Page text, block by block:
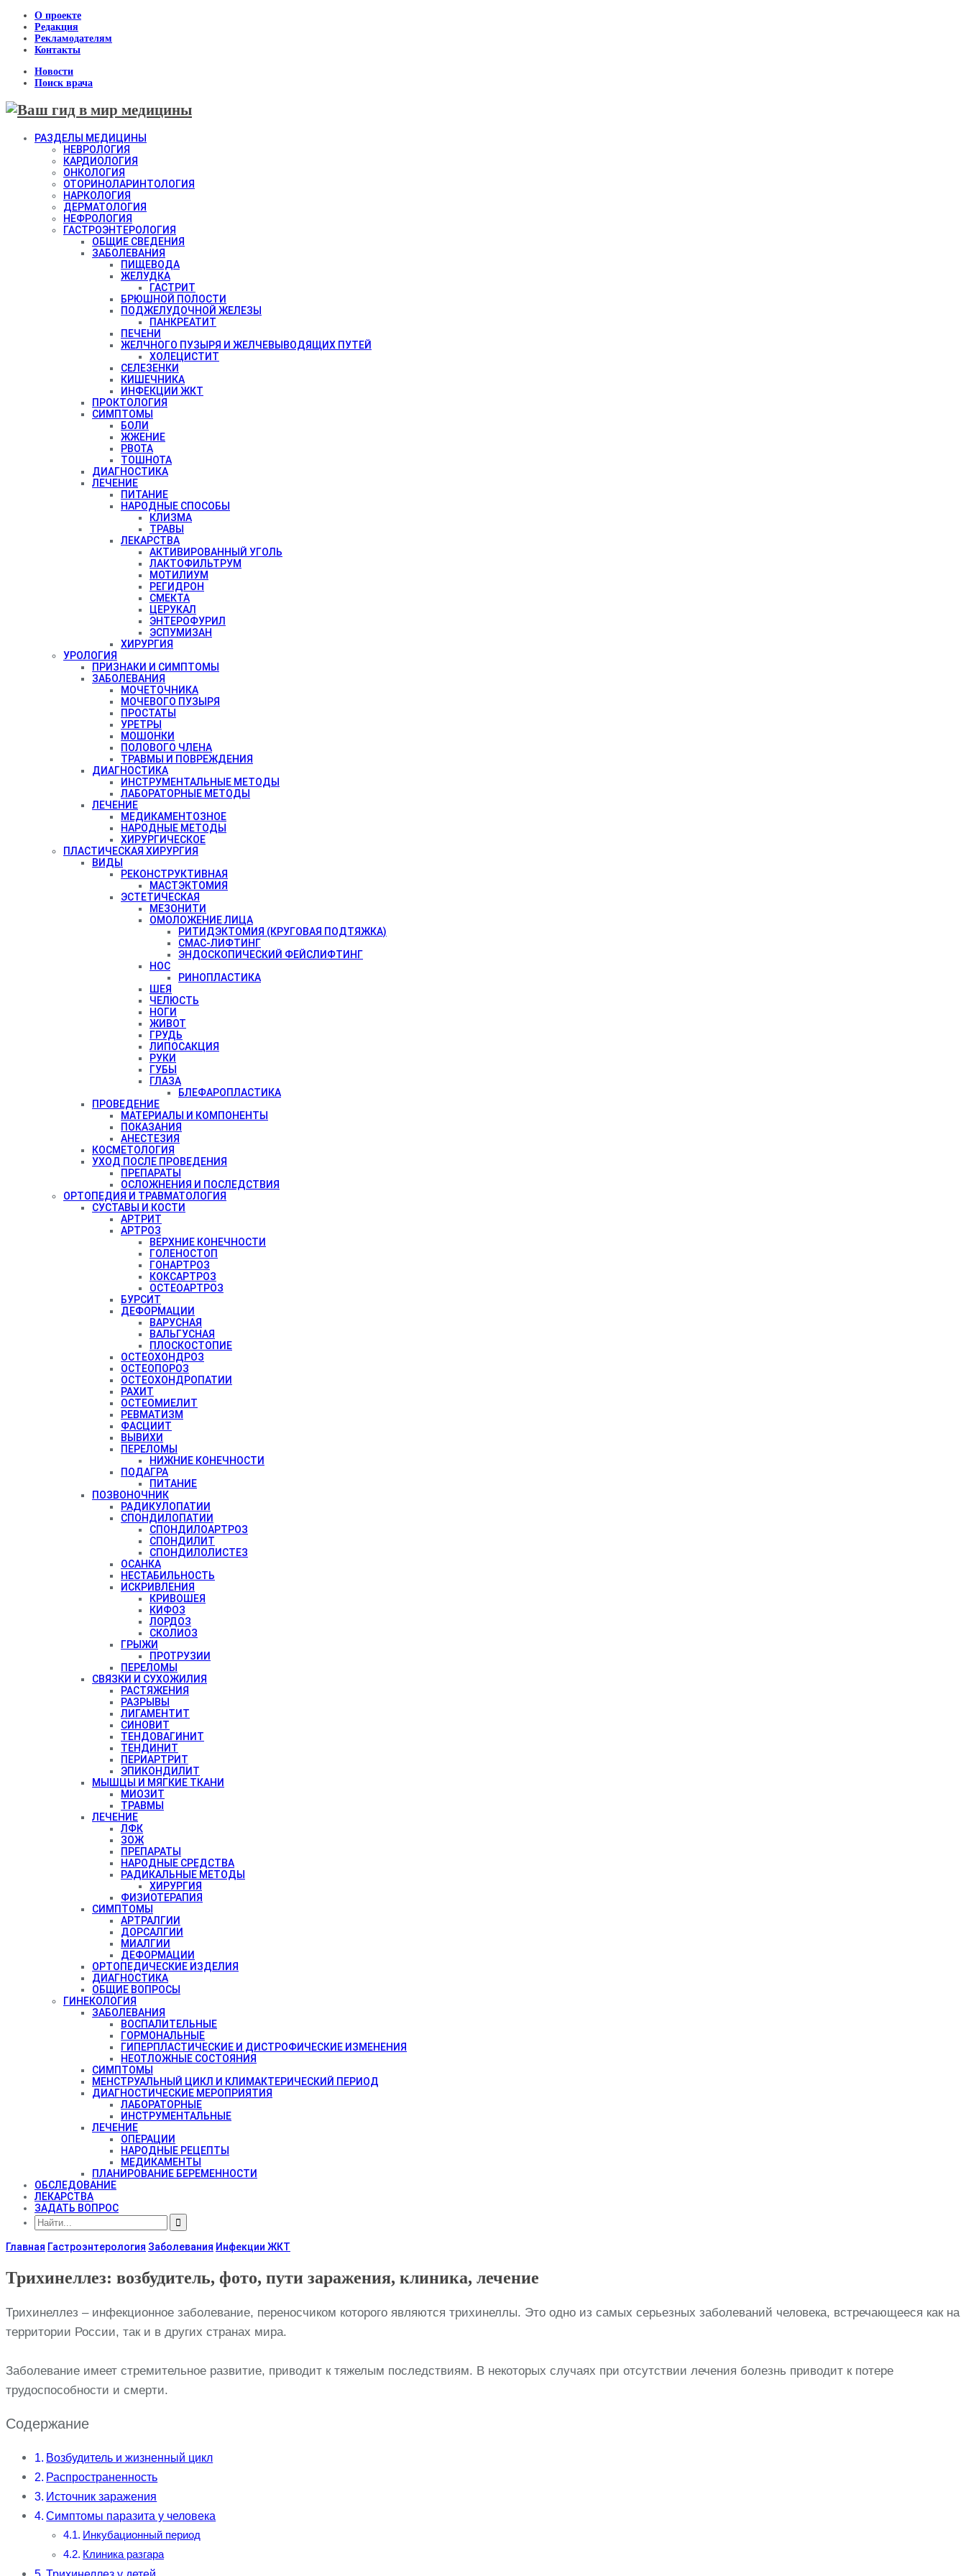
О проекте
Редакция
Рекламодателям
Контакты
Новости
Поиск врача
РАЗДЕЛЫ МЕДИЦИНЫ
НЕВРОЛОГИЯ
КАРДИОЛОГИЯ
ОНКОЛОГИЯ
ОТОРИНОЛАРИНТОЛОГИЯ
НАРКОЛОГИЯ
ДЕРМАТОЛОГИЯ
НЕФРОЛОГИЯ
ГАСТРОЭНТЕРОЛОГИЯ
ОБЩИЕ СВЕДЕНИЯ
ЗАБОЛЕВАНИЯ
ПИЩЕВОДА
ЖЕЛУДКА
ГАСТРИТ
БРЮШНОЙ ПОЛОСТИ
ПОДЖЕЛУДОЧНОЙ ЖЕЛЕЗЫ
ПАНКРЕАТИТ
ПЕЧЕНИ
ЖЕЛЧНОГО ПУЗЫРЯ И ЖЕЛЧЕВЫВОДЯЩИХ ПУТЕЙ
ХОЛЕЦИСТИТ
СЕЛЕЗЕНКИ
КИШЕЧНИКА
ИНФЕКЦИИ ЖКТ
ПРОКТОЛОГИЯ
СИМПТОМЫ
БОЛИ
ЖЖЕНИЕ
РВОТА
ТОШНОТА
ДИАГНОСТИКА
ЛЕЧЕНИЕ
ПИТАНИЕ
НАРОДНЫЕ СПОСОБЫ
КЛИЗМА
ТРАВЫ
ЛЕКАРСТВА
АКТИВИРОВАННЫЙ УГОЛЬ
ЛАКТОФИЛЬТРУМ
МОТИЛИУМ
РЕГИДРОН
СМЕКТА
ЦЕРУКАЛ
ЭНТЕРОФУРИЛ
ЭСПУМИЗАН
ХИРУРГИЯ
УРОЛОГИЯ
ПРИЗНАКИ И СИМПТОМЫ
ЗАБОЛЕВАНИЯ
МОЧЕТОЧНИКА
МОЧЕВОГО ПУЗЫРЯ
ПРОСТАТЫ
УРЕТРЫ
МОШОНКИ
ПОЛОВОГО ЧЛЕНА
ТРАВМЫ И ПОВРЕЖДЕНИЯ
ДИАГНОСТИКА
ИНСТРУМЕНТАЛЬНЫЕ МЕТОДЫ
ЛАБОРАТОРНЫЕ МЕТОДЫ
ЛЕЧЕНИЕ
МЕДИКАМЕНТОЗНОЕ
НАРОДНЫЕ МЕТОДЫ
ХИРУРГИЧЕСКОЕ
ПЛАСТИЧЕСКАЯ ХИРУРГИЯ
ВИДЫ
РЕКОНСТРУКТИВНАЯ
МАСТЭКТОМИЯ
ЭСТЕТИЧЕСКАЯ
МЕЗОНИТИ
ОМОЛОЖЕНИЕ ЛИЦА
РИТИДЭКТОМИЯ (КРУГОВАЯ ПОДТЯЖКА)
СМАС-ЛИФТИНГ
ЭНДОСКОПИЧЕСКИЙ ФЕЙСЛИФТИНГ
НОС
РИНОПЛАСТИКА
ШЕЯ
ЧЕЛЮСТЬ
НОГИ
ЖИВОТ
ГРУДЬ
ЛИПОСАКЦИЯ
РУКИ
ГУБЫ
ГЛАЗА
БЛЕФАРОПЛАСТИКА
ПРОВЕДЕНИЕ
МАТЕРИАЛЫ И КОМПОНЕНТЫ
ПОКАЗАНИЯ
АНЕСТЕЗИЯ
КОСМЕТОЛОГИЯ
УХОД ПОСЛЕ ПРОВЕДЕНИЯ
ПРЕПАРАТЫ
ОСЛОЖНЕНИЯ И ПОСЛЕДСТВИЯ
ОРТОПЕДИЯ И ТРАВМАТОЛОГИЯ
СУСТАВЫ И КОСТИ
АРТРИТ
АРТРОЗ
ВЕРХНИЕ КОНЕЧНОСТИ
ГОЛЕНОСТОП
ГОНАРТРОЗ
КОКСАРТРОЗ
ОСТЕОАРТРОЗ
БУРСИТ
ДЕФОРМАЦИИ
ВАРУСНАЯ
ВАЛЬГУСНАЯ
ПЛОСКОСТОПИЕ
ОСТЕОХОНДРОЗ
ОСТЕОПОРОЗ
ОСТЕОХОНДРОПАТИИ
РАХИТ
ОСТЕОМИЕЛИТ
РЕВМАТИЗМ
ФАСЦИИТ
ВЫВИХИ
ПЕРЕЛОМЫ
НИЖНИЕ КОНЕЧНОСТИ
ПОДАГРА
ПИТАНИЕ
ПОЗВОНОЧНИК
РАДИКУЛОПАТИИ
СПОНДИЛОПАТИИ
СПОНДИЛОАРТРОЗ
СПОНДИЛИТ
СПОНДИЛОЛИСТЕЗ
ОСАНКА
НЕСТАБИЛЬНОСТЬ
ИСКРИВЛЕНИЯ
КРИВОШЕЯ
КИФОЗ
ЛОРДОЗ
СКОЛИОЗ
ГРЫЖИ
ПРОТРУЗИИ
ПЕРЕЛОМЫ
СВЯЗКИ И СУХОЖИЛИЯ
РАСТЯЖЕНИЯ
РАЗРЫВЫ
ЛИГАМЕНТИТ
СИНОВИТ
ТЕНДОВАГИНИТ
ТЕНДИНИТ
ПЕРИАРТРИТ
ЭПИКОНДИЛИТ
МЫШЦЫ И МЯГКИЕ ТКАНИ
МИОЗИТ
ТРАВМЫ
ЛЕЧЕНИЕ
ЛФК
ЗОЖ
ПРЕПАРАТЫ
НАРОДНЫЕ СРЕДСТВА
РАДИКАЛЬНЫЕ МЕТОДЫ
ХИРУРГИЯ
ФИЗИОТЕРАПИЯ
СИМПТОМЫ
АРТРАЛГИИ
ДОРСАЛГИИ
МИАЛГИИ
ДЕФОРМАЦИИ
ОРТОПЕДИЧЕСКИЕ ИЗДЕЛИЯ
ДИАГНОСТИКА
ОБЩИЕ ВОПРОСЫ
ГИНЕКОЛОГИЯ
ЗАБОЛЕВАНИЯ
ВОСПАЛИТЕЛЬНЫЕ
ГОРМОНАЛЬНЫЕ
ГИПЕРПЛАСТИЧЕСКИЕ И ДИСТРОФИЧЕСКИЕ ИЗМЕНЕНИЯ
НЕОТЛОЖНЫЕ СОСТОЯНИЯ
СИМПТОМЫ
МЕНСТРУАЛЬНЫЙ ЦИКЛ И КЛИМАКТЕРИЧЕСКИЙ ПЕРИОД
ДИАГНОСТИЧЕСКИЕ МЕРОПРИЯТИЯ
ЛАБОРАТОРНЫЕ
ИНСТРУМЕНТАЛЬНЫЕ
ЛЕЧЕНИЕ
ОПЕРАЦИИ
НАРОДНЫЕ РЕЦЕПТЫ
МЕДИКАМЕНТЫ
ПЛАНИРОВАНИЕ БЕРЕМЕННОСТИ
ОБСЛЕДОВАНИЕ
ЛЕКАРСТВА
ЗАДАТЬ ВОПРОС
Главная Гастроэнтерология Заболевания Инфекции ЖКТ
Трихинеллез: возбудитель, фото, пути заражения, клиника, лечение
Трихинеллез – инфекционное заболевание, переносчиком которого являются трихинеллы. Это одно из самых серьезных заболеваний человека, встречающееся как на
территории России, так и в других странах мира.
Заболевание имеет стремительное развитие, приводит к тяжелым последствиям. В некоторых случаях при отсутствии лечения болезнь приводит к потере
трудоспособности и смерти.
Содержание
Возбудитель и жизненный цикл
Распространенность
Источник заражения
Симптомы паразита у человека
Инкубационный период
Клиника разгара